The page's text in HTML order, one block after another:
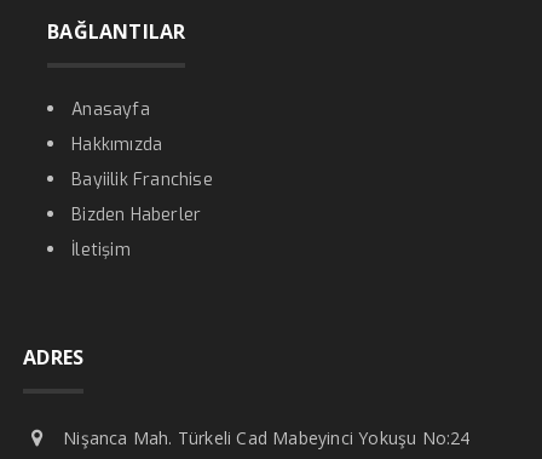
BAĞLANTILAR
Anasayfa
Hakkımızda
Bayiilik Franchise
Bizden Haberler
İletişim
ADRES
Nişanca Mah. Türkeli Cad Mabeyinci Yokuşu No:24